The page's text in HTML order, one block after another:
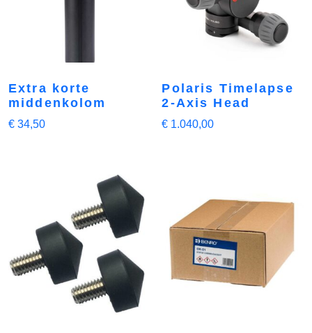
Extra korte
middenkolom
€ 34,50
Polaris Timelapse
2-Axis Head
€ 1.040,00